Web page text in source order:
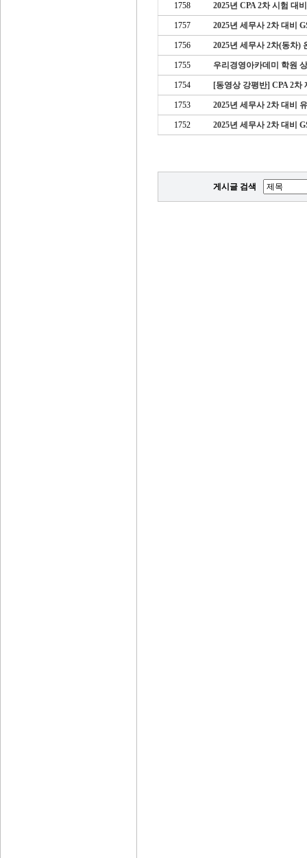
1758 2025년 CPA 2차 시험 대
1757 2025년 세무사 2차 대비
1756 2025년 세무사 2차(동차)
1755 우리경영아카데미 학원
1754 [동영상 강평반] CPA 2차
1753 2025년 세무사 2차 대비
1752 2025년 세무사 2차 대비
게시글 검색